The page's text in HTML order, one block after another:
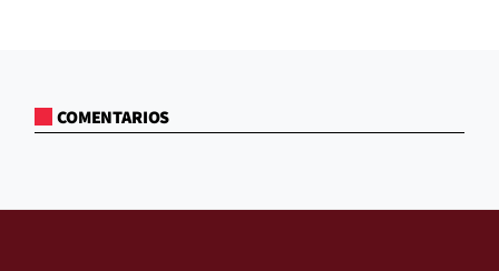
COMENTARIOS